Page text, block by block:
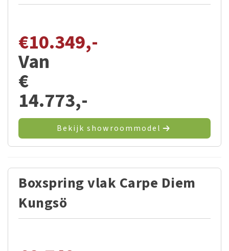
€10.349,-
Van
€
14.773,-
Bekijk showroommodel
Boxspring vlak Carpe Diem
Kungsö